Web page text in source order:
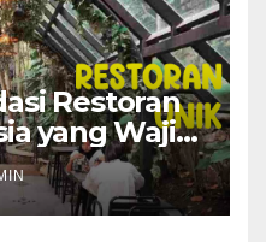
Restoran
yang Wajib